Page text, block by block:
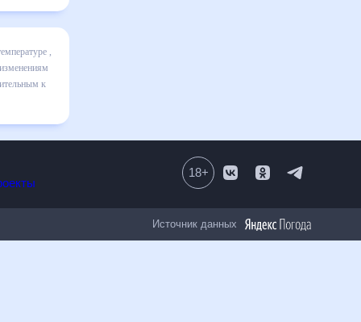
в
18+
Источник данных